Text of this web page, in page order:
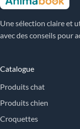
Une sélection claire et
avec des conseils pour
Catalogue
Produits chat
Produits chien
Croquettes